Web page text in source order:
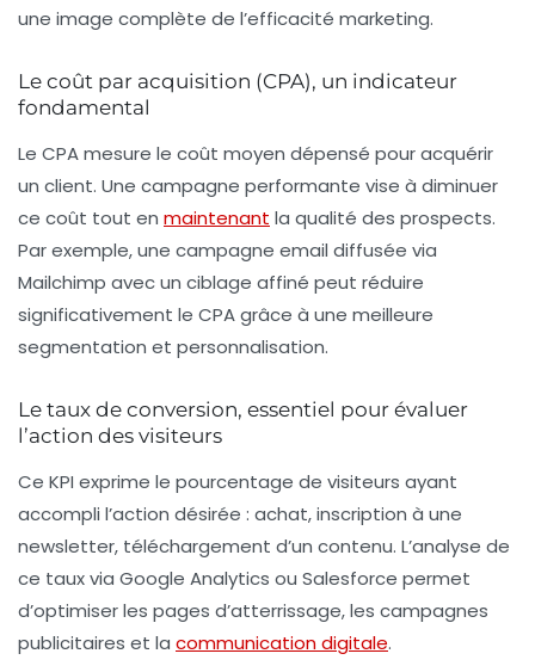
une image complète de l’efficacité marketing.
Le coût par acquisition (CPA), un indicateur
fondamental
Le CPA mesure le coût moyen dépensé pour acquérir
un client. Une campagne performante vise à diminuer
ce coût tout en maintenant la qualité des prospects.
Par exemple, une campagne email diffusée via
Mailchimp avec un ciblage affiné peut réduire
significativement le CPA grâce à une meilleure
segmentation et personnalisation.
Le taux de conversion, essentiel pour évaluer
l’action des visiteurs
Ce KPI exprime le pourcentage de visiteurs ayant
accompli l’action désirée : achat, inscription à une
newsletter, téléchargement d’un contenu. L’analyse de
ce taux via Google Analytics ou Salesforce permet
d’optimiser les pages d’atterrissage, les campagnes
publicitaires et la communication digitale.